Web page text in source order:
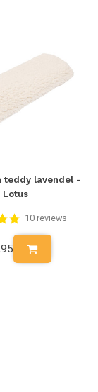
teddy lavendel -
Lotus
10 reviews